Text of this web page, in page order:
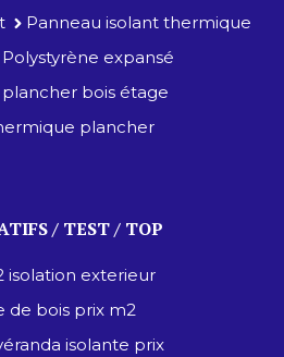
Panneau isolant thermique
Polystyrène expansé
bois étage
plancher
/ TEST / TOP
isolation exterieur
de bois prix m2
isolante prix